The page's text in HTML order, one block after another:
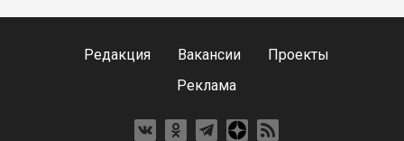
Редакция Вакансии
Проекты
Реклама